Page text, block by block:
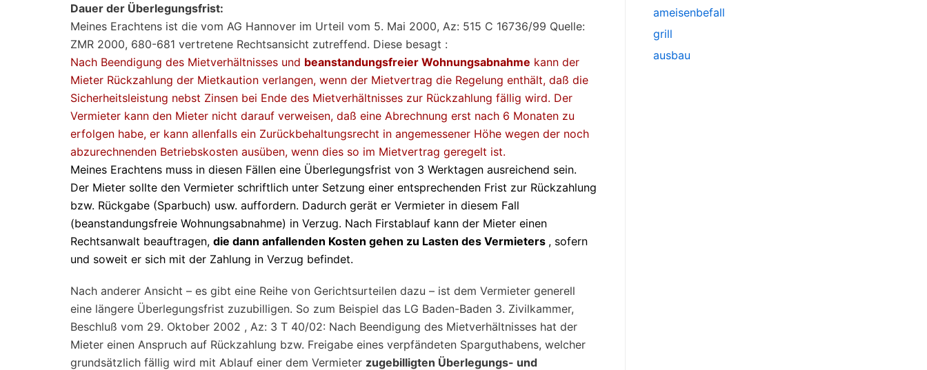
Dauer der Überlegungsfrist:
Meines Erachtens ist die vom AG Hannover im Urteil vom 5. Mai 2000, Az: 515 C 16736/99 Quelle:
ZMR 2000, 680-681 vertretene Rechtsansicht zutreffend. Diese besagt :
Nach Beendigung des Mietverhältnisses und beanstandungsfreier Wohnungsabnahme kann der
Mieter Rückzahlung der Mietkaution verlangen, wenn der Mietvertrag die Regelung enthält, daß die
Sicherheitsleistung nebst Zinsen bei Ende des Mietverhältnisses zur Rückzahlung fällig wird. Der
Vermieter kann den Mieter nicht darauf verweisen, daß eine Abrechnung erst nach 6 Monaten zu
erfolgen habe, er kann allenfalls ein Zurückbehaltungsrecht in angemessener Höhe wegen der noch
abzurechnenden Betriebskosten ausüben, wenn dies so im Mietvertrag geregelt ist.
Meines Erachtens muss in diesen Fällen eine Überlegungsfrist von 3 Werktagen ausreichend sein.
Der Mieter sollte den Vermieter schriftlich unter Setzung einer entsprechenden Frist zur Rückzahlung
bzw. Rückgabe (Sparbuch) usw. auffordern. Dadurch gerät er Vermieter in diesem Fall
(beanstandungsfreie Wohnungsabnahme) in Verzug. Nach Firstablauf kann der Mieter einen
Rechtsanwalt beauftragen, die dann anfallenden Kosten gehen zu Lasten des Vermieters , sofern
und soweit er sich mit der Zahlung in Verzug befindet.
Nach anderer Ansicht – es gibt eine Reihe von Gerichtsurteilen dazu – ist dem Vermieter generell
eine längere Überlegungsfrist zuzubilligen. So zum Beispiel das LG Baden-Baden 3. Zivilkammer,
Beschluß vom 29. Oktober 2002 , Az: 3 T 40/02: Nach Beendigung des Mietverhältnisses hat der
Mieter einen Anspruch auf Rückzahlung bzw. Freigabe eines verpfändeten Sparguthabens, welcher
grundsätzlich fällig wird mit Ablauf einer dem Vermieter zugebilligten Überlegungs- und
ameisenbefall
grill
ausbau